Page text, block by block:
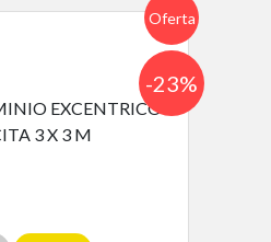
Oferta
-23%